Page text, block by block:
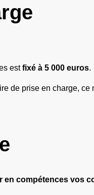
estfixé à 5 000 euros.
de prise en charge, ce
en compétences vos